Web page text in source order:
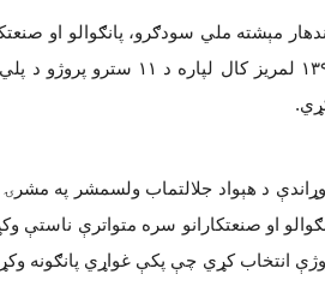
مېشته ملي سودګرو، پانګوالو او
لمريز کال لپاره د ۱۱ سترو پروژو د
.
وړاندې د هېواد جلالتماب ولسمشر په
او صنعتکارانو سره متواترې
انتخاب کړي چې پکې غواړي پانګونه